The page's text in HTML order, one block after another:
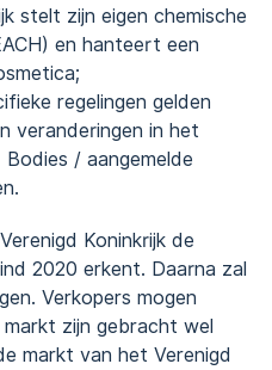
stelt zijn eigen chemische
en hanteert een
regelingen gelden
veranderingen in het
/ aangemelde
Koninkrijk de
2020 erkent. Daarna zal
Verkopers mogen
zijn gebracht wel
markt van het Verenigd